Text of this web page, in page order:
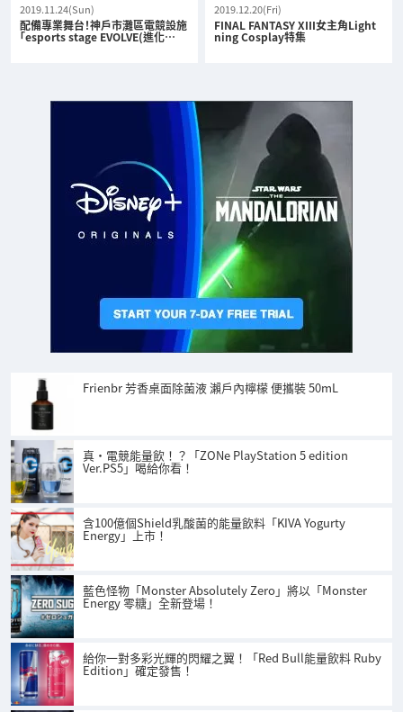
2019.11.24(Sun)
配備專業舞台！神戶市灘區電競設施
「esports stage EVOLVE(進化…
2019.12.20(Fri)
FINAL FANTASY XIII女主角Light
ning Cosplay特集
Frienbr 芳香桌面除菌液 瀨戶內檸檬 便攜裝 50mL
真‧電競能量飲！？「ZONe PlayStation 5 edition
Ver.PS5」喝給你看！
含100億個Shield乳酸菌的能量飲料「KIVA Yogurty
Energy」上市！
藍色怪物「Monster Absolutely Zero」將以「Monster
Energy 零糖」全新登場！
給你一對多彩光輝的閃耀之翼！「Red Bull能量飲料 Ruby
Edition」確定發售！